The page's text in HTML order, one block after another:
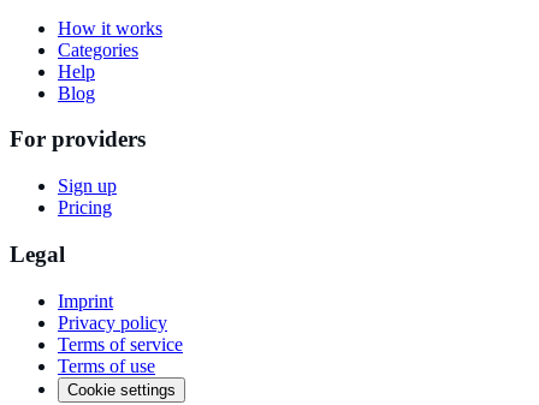
How it works
Categories
Help
Blog
For providers
Sign up
Pricing
Legal
Imprint
Privacy policy
Terms of service
Terms of use
Cookie settings